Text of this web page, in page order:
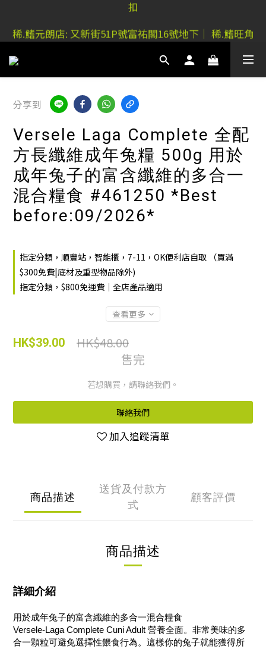
稀.鰭元朗店: 又新街51P號富祐閣16號地下｜ 稀.鰭旺角
店: 西洋菜南街101號金德行11樓
店: 西洋菜南街101號金德行11樓
分享到
Versele Laga Complete 全配
方長纖維成年兔糧 500g 用於
成年兔子的富含纖維的多合一
混合糧食 #461250 *Best
before:09/2026*
指定分類，順豐站，智能櫃，7-11，OK便利店自取 （買滿
$300免費|底材及重型物品除外)
指定分類，$800免運費｜全店產品適用
查看更多
HK$39.00 HK$48.00
售完
若想購買，請聯絡我們。
聯絡我們
加入追蹤清單
商品描述
送貨及付款方
式
顧客評價
商品描述
詳細介紹
用於成年兔子的富含纖維的多合一混合糧食
Versele-Laga Complete Cuni Adult 營養全面。非常美味的多
合一顆粒可避免選擇性餵食行為。這樣你的兔子就能獲得所